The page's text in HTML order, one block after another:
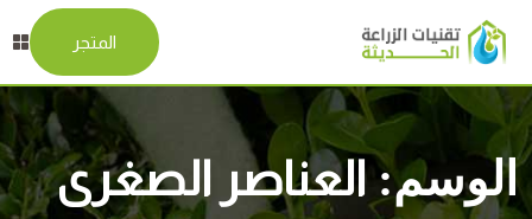
المتجر
الوسم:العناصر الصغرى